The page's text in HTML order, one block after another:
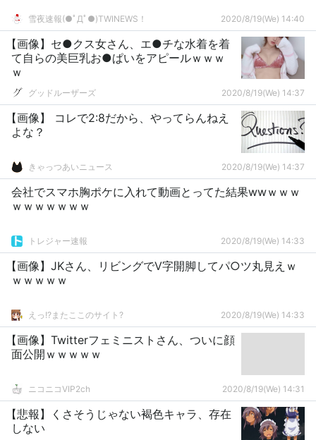
雪夜速報(●ﾟДﾟ●)TWINEWS！ 2020/8/19(We) 14:40
【画像】セ●クス女さん、エ●チな水着を着
て自らの美巨乳お●ぱいをアピールｗｗｗ
ｗ
グッドルーザーズ 2020/8/19(We) 14:37
【画像】 コレで2:8だから、やってらんねえ
よな？
きゃっつあいニュース 2020/8/19(We) 14:37
会社でスマホ胸ポケに入れて動画とってた結果wwｗｗｗ
ｗｗｗｗｗｗｗ
トレジャー速報 2020/8/19(We) 14:33
【画像】JKさん、リビングでV字開脚してパ○ツ丸見えｗ
ｗｗｗｗｗ
えっ!?またここのサイト? 2020/8/19(We) 14:33
【画像】Twitterフェミニストさん、ついに顔
面公開ｗｗｗｗｗ
ニコニコVIP2ch 2020/8/19(We) 14:31
【悲報】くさそうじゃない褐色キャラ、存在
しない